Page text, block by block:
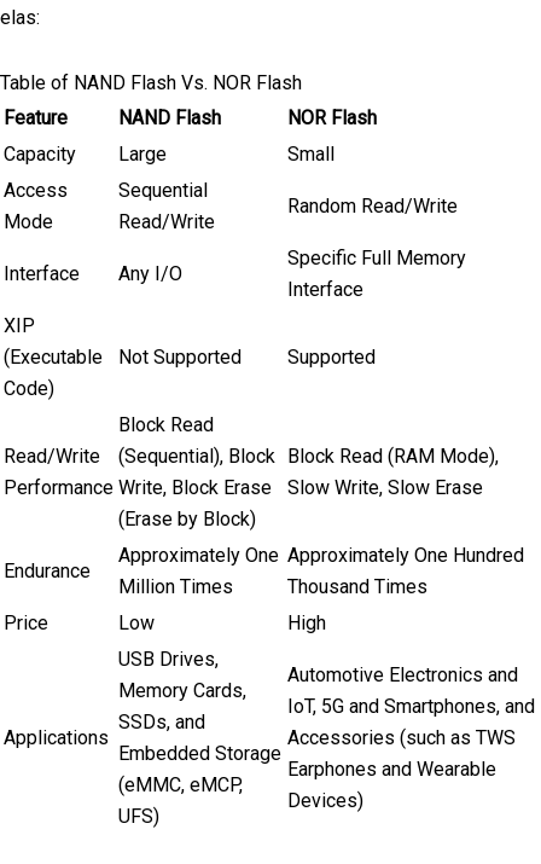
elas:
Table of NAND Flash Vs. NOR Flash
Feature
NAND Flash
NOR Flash
Capacity
Large
Small
Access
Mode
Sequential
Read/Write
Random Read/Write
Interface Any I/O
Specific Full Memory
Interface
XIP
(Executable
Code)
Not Supported Supported
Read/Write
Performance
Block Read
(Sequential), Block
Write, Block Erase
(Erase by Block)
Block Read (RAM Mode),
Slow Write, Slow Erase
Endurance
Approximately One
Million Times
Approximately One Hundred
Thousand Times
Price
Low High
Applications
USB Drives,
Memory Cards,
SSDs, and
Embedded Storage
(eMMC, eMCP,
UFS)
Automotive Electronics and
IoT, 5G and Smartphones, and
Accessories (such as TWS
Earphones and Wearable
Devices)